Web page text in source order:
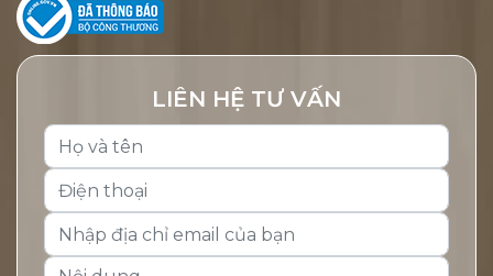
LIÊN HỆ TƯ VẤN